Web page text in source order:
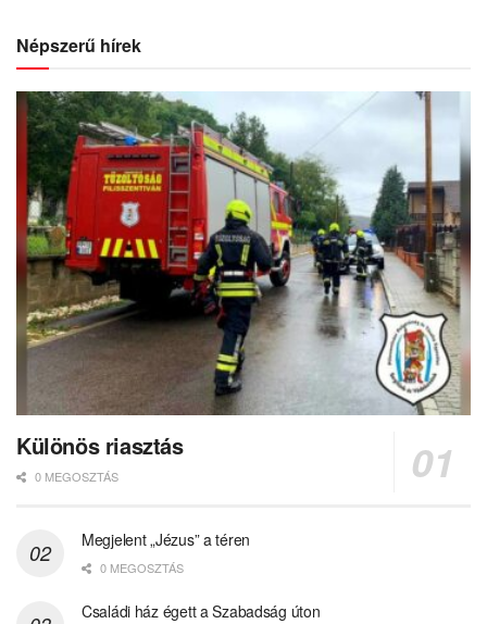
Népszerű hírek
Különös riasztás
0 MEGOSZTÁS
Megjelent „Jézus” a téren
0 MEGOSZTÁS
Családi ház égett a Szabadság úton